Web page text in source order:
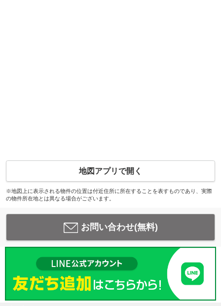
地図アプリで開く
※地図上に表示される物件の位置は付近住所に所在することを表すものであり、実際
の物件所在地とは異なる場合がございます。
お問い合わせ(無料)